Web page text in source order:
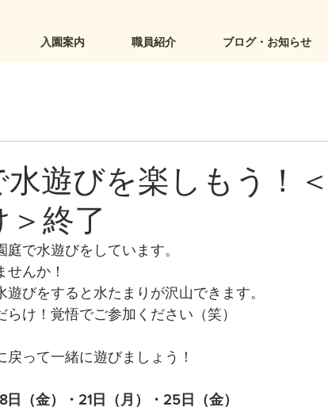
入園案内 職員紹介 ブログ・お知らせ
遊びを楽しもう！
終了
で水遊びをしています。
んか！
遊びをすると水たまりが沢山できます。
け！覚悟でご参加ください（笑）
って一緒に遊びましょう！
日（金）・21日（月）・25日（金）